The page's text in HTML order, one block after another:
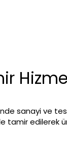
sanayi ve
tamir edilerek